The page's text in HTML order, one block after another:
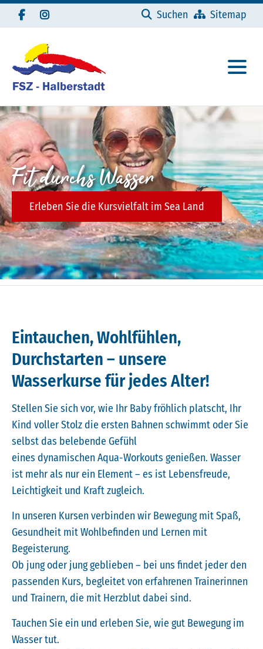
Navigation überspringen
Suchen
Sitemap
Fit durchs Wasser
Erleben Sie die Kursvielfalt im Sea Land
Eintauchen, Wohlfühlen,
Durchstarten – unsere
Wasserkurse für jedes Alter!
Stellen Sie sich vor, wie Ihr Baby fröhlich platscht, Ihr
Kind voller Stolz die ersten Bahnen schwimmt oder Sie
selbst das belebende Gefühl
eines dynamischen Aqua-Workouts genießen. Wasser
ist mehr als nur ein Element – es ist Lebensfreude,
Leichtigkeit und Kraft zugleich.
In unseren Kursen verbinden wir Bewegung mit Spaß,
Gesundheit mit Wohlbefinden und Lernen mit
Begeisterung.
Ob jung oder jung geblieben – bei uns findet jeder den
passenden Kurs, begleitet von erfahrenen Trainerinnen
und Trainern, die mit Herzblut dabei sind.
Tauchen Sie ein und erleben Sie, wie gut Bewegung im
Wasser tut.